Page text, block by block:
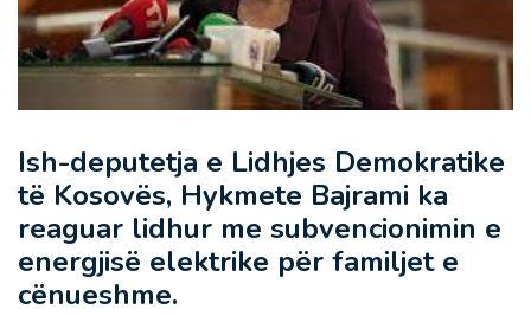
Ish-deputetja e Lidhjes Demokratike
të Kosovës, Hykmete Bajrami ka
reaguar lidhur me subvencionimin e
energjisë elektrike për familjet e
cënueshme.